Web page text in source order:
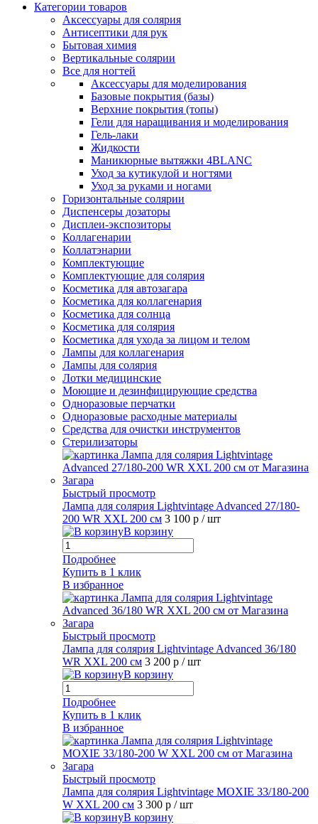
Категории товаров
Аксессуары для солярия
Антисептики для рук
Бытовая химия
Вертикальные солярии
Все для ногтей
Аксессуары для моделирования
Базовые покрытия (базы)
Верхние покрытия (топы)
Гели для наращивания и моделирования
Гель-лаки
Жидкости
Маникюрные вытяжки 4BLANC
Уход за кутикулой и ногтями
Уход за руками и ногами
Горизонтальные солярии
Диспенсеры дозаторы
Дисплеи-экспозиторы
Коллагенарии
Коллатэнарии
Комплектующие
Комплектующие для солярия
Косметика для автозагара
Косметика для коллагенария
Косметика для солнца
Косметика для солярия
Косметика для ухода за лицом и телом
Лампы для коллагенария
Лампы для солярия
Лотки медицинские
Моющие и дезинфицирующие средства
Одноразовые перчатки
Одноразовые расходные материалы
Средства для очистки инструментов
Стерилизаторы
Быстрый просмотр
Лампа для солярия Lightvintage Advanced 27/180-
200 WR XXL 200 см 3 100 р / шт
В корзину
Подробнее
Купить в 1 клик
В избранное
Быстрый просмотр
Лампа для солярия Lightvintage Advanced 36/180
WR XXL 200 см 3 200 р / шт
В корзину
Подробнее
Купить в 1 клик
В избранное
Быстрый просмотр
Лампа для солярия Lightvintage MOXIE 33/180-200
W XXL 200 см 3 300 р / шт
В корзину